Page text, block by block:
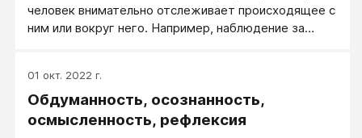
человек внимательно отслеживает происходящее с
ним или вокруг него. Например, наблюдение за
тот, кто наблюдает. В процессе наблюдения
человек использует механизмы восприятия (зрение,
слух и т.п.) и мыслительный анализ.
01 окт. 2022 г.
Обдуманность, осознанность,
осмысленность, рефлексия